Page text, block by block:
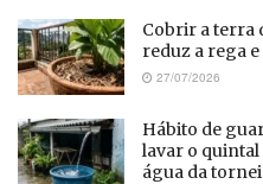
Cobrir a terra
reduz a rega
27/07/2026
Hábito de
lavar o quintal
água da